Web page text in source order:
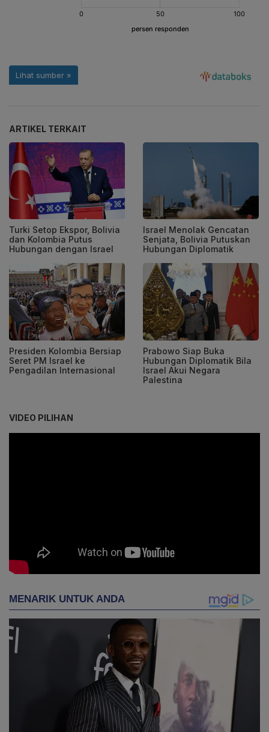
ARTIKEL TERKAIT
Turki Setop Ekspor, Bolivia
dan Kolombia Putus
Hubungan dengan Israel
Israel Menolak Gencatan
Senjata, Bolivia Putuskan
Hubungan Diplomatik
Presiden Kolombia Bersiap
Seret PM Israel ke
Pengadilan Internasional
Prabowo Siap Buka
Hubungan Diplomatik Bila
Israel Akui Negara
Palestina
VIDEO PILIHAN